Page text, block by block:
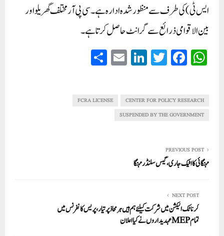
ایس ٹی) کی طرف سے منظور شدہ ادارہ ہے۔ سی پی آر مختلف گھریلو اور
بین الاقوامی ذرائع سے گرانٹ حاصل کرتا ہے۔
W
ha
A
pp
Fa
ce
ok
T
wi
r
Li
nk
In
E
m
CENTER FOR POLICY RESEARCH
FCRA LICENSE
SUSPENDED BY THE GOVERNMENT
PREVIOUS POST
مہنگائی کا اٹیک جاری، گیس سلنڈر مہنگا
NEXT POST
کرناٹک الیکشن میں شرکت کیلئے ہم ہیں ہر محاذ پر تیار، پریس کانفرنس میں
تمام MEPعہدیداروں نے کیا اعلان